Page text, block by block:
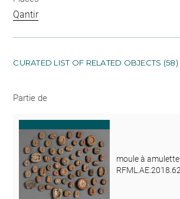
Qantir
CURATED LIST OF RELATED OBJECTS (58)
Partie de
moule à amulette